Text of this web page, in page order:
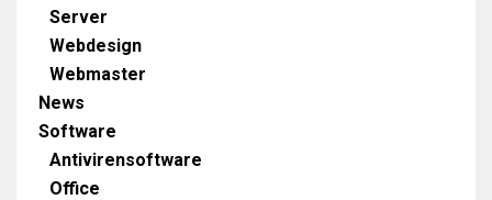
Server
Webdesign
Webmaster
News
Software
Antivirensoftware
Office